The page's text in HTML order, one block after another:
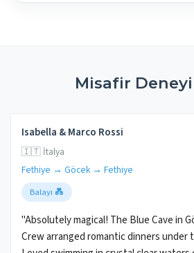
Misafir
Isabella & Marco Rossi
🇮🇹 İtalya
Fethiye → Göcek → Fethiye
Balayı 💑
"Absolutely magical! The Blue Cave in
Crew arranged romantic dinners under